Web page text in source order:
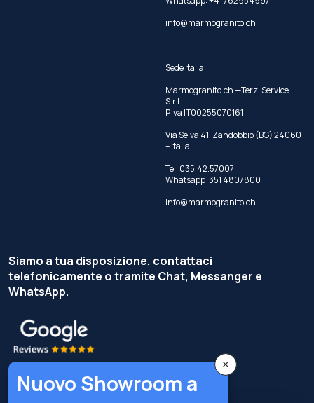
info@marmogranito.ch
Sede Italia:
Marmogranito.ch —Terzi Service
S.r.l.
P.Iva IT00255070161
Via Selva 41, Zandobbio (BG) 24060
– Italia
Tel: 035.42.57007
Whatsapp:351 4807800
info@marmogranito.ch
Siamo a tua disposizione, contattaci
telefonicamente o tramite Chat, Messanger e
WhatsApp.
×
Nuovo Showroom a